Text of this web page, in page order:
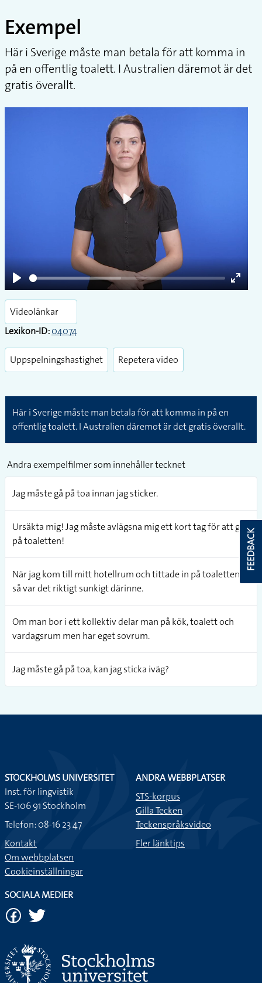
Exempel
Här i Sverige måste man betala för att komma in
på en offentlig toalett. I Australien däremot är det
gratis överallt.
Play
Enter
Play
Videolänkar
Lexikon-ID:04074
Uppspelningshastighet Repetera video
Här i Sverige måste man betala för att komma in på en
offentlig toalett. I Australien däremot är det gratis överallt.
Andra exempelfilmer som innehåller tecknet
Jag måste gå på toa innan jag sticker.
Ursäkta mig! Jag måste avlägsna mig ett kort tag för att gå
på toaletten!
När jag kom till mitt hotellrum och tittade in på toaletten,
så var det riktigt sunkigt därinne.
Om man bor i ett kollektiv delar man på kök, toalett och
vardagsrum men har eget sovrum.
Jag måste gå på toa, kan jag sticka iväg?
FEEDBACK
STOCKHOLMS UNIVERSITET
Inst. för lingvistik
SE-106 91 Stockholm
Telefon: 08-16 23 47
Kontakt
Om webbplatsen
Cookieinställningar
ANDRA WEBBPLATSER
STS-korpus
Gilla Tecken
Teckenspråksvideo
Fler länktips
SOCIALA MEDIER